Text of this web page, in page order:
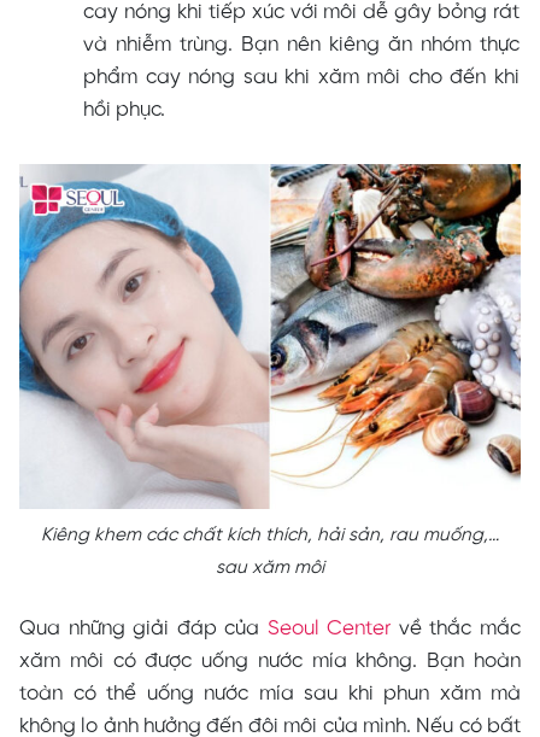
cay nóng khi tiếp xúc với môi dễ gây bỏng rát
và nhiễm trùng. Bạn nên kiêng ăn nhóm thực
phẩm cay nóng sau khi xăm môi cho đến khi
hồi phục.
Kiêng khem các chất kích thích, hải sản, rau muống,…
sau xăm môi
Qua những giải đáp của Seoul Center về thắc mắc
xăm môi có được uống nước mía không. Bạn hoàn
toàn có thể uống nước mía sau khi phun xăm mà
không lo ảnh hưởng đến đôi môi của mình. Nếu có bất